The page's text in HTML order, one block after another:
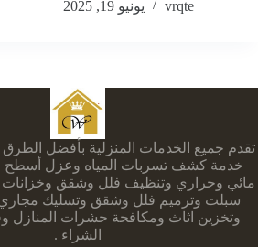
vrqte
يونيو 19, 2025
تقدم جميع الخدمات المنزلية بأفضل الطرق
خدمة كشف تسربات المياه وعزل أسطح
مائي وحراري وتنظيف فلل وشقق
سبلت وترميم فلل وشقق وتسليك
وتخزين اثاث ومكافحة حشرات
الشراء .